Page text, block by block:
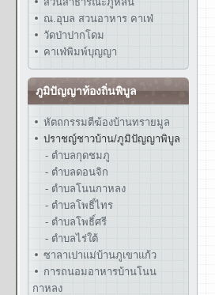
ณ.อุบล สวนอาหาร คาเฟ่
วัดป่าปากโดม
คาเฟ่พิมพ์บุญญา
ภูมิปัญญาท้องถิ่นพิบูล
หัตถกรรมตีฆ้องบ้านทรายมูล
ปราชญ์ชาวบ้าน/ภูมิปัญญาพิบูล
- ตำบลกุดชมภู
- ตำบลดอนจิก
- ตำบลโนนกาหลง
- ตำบลโพธิ์ไทร
- ตำบลโพธิ์ศรี
- ตำบลไร่ใต้
ซาลาเปาแม่บ้านภูเขาแก้ว
การถนอมอาหารบ้านโนน
กาหลง